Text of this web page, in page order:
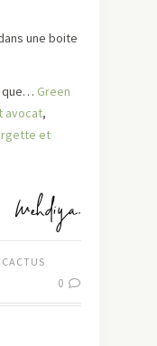
une boite
que… Green
avocat,
et
0